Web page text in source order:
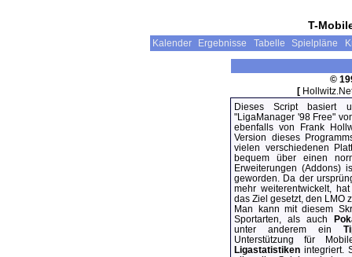
T-
Kalender Ergebnisse Tabelle Spielpläne
©
[
Dieses Script basiert
"LigaManager '98 Free"
ebenfalls von Frank
Version dieses
vielen verschiedenen
bequem über einen
Erweiterungen (Addons)
geworden. Da der
mehr weiterentwickelt,
das Ziel gesetzt, den LMO
Man kann mit diesem
Sportarten, als auch
unter anderem ein
Unterstützung für
Ligastatistiken integriert.